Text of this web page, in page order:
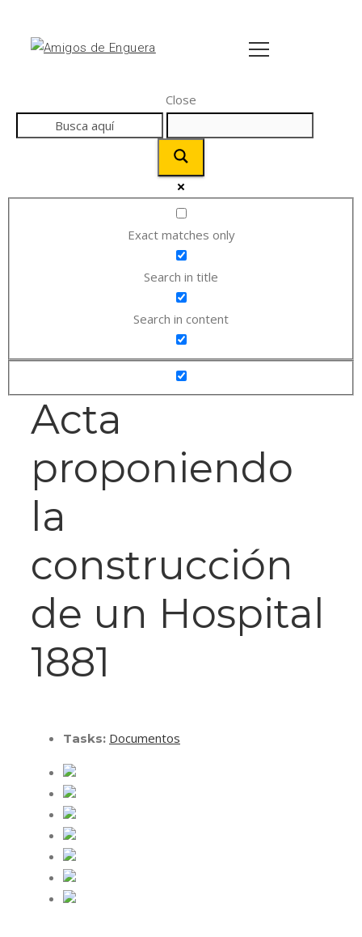
Close
Exact matches only
Search in title
Search in content
Acta
proponiendo
la
construcción
de un Hospital
1881
Tasks: Documentos